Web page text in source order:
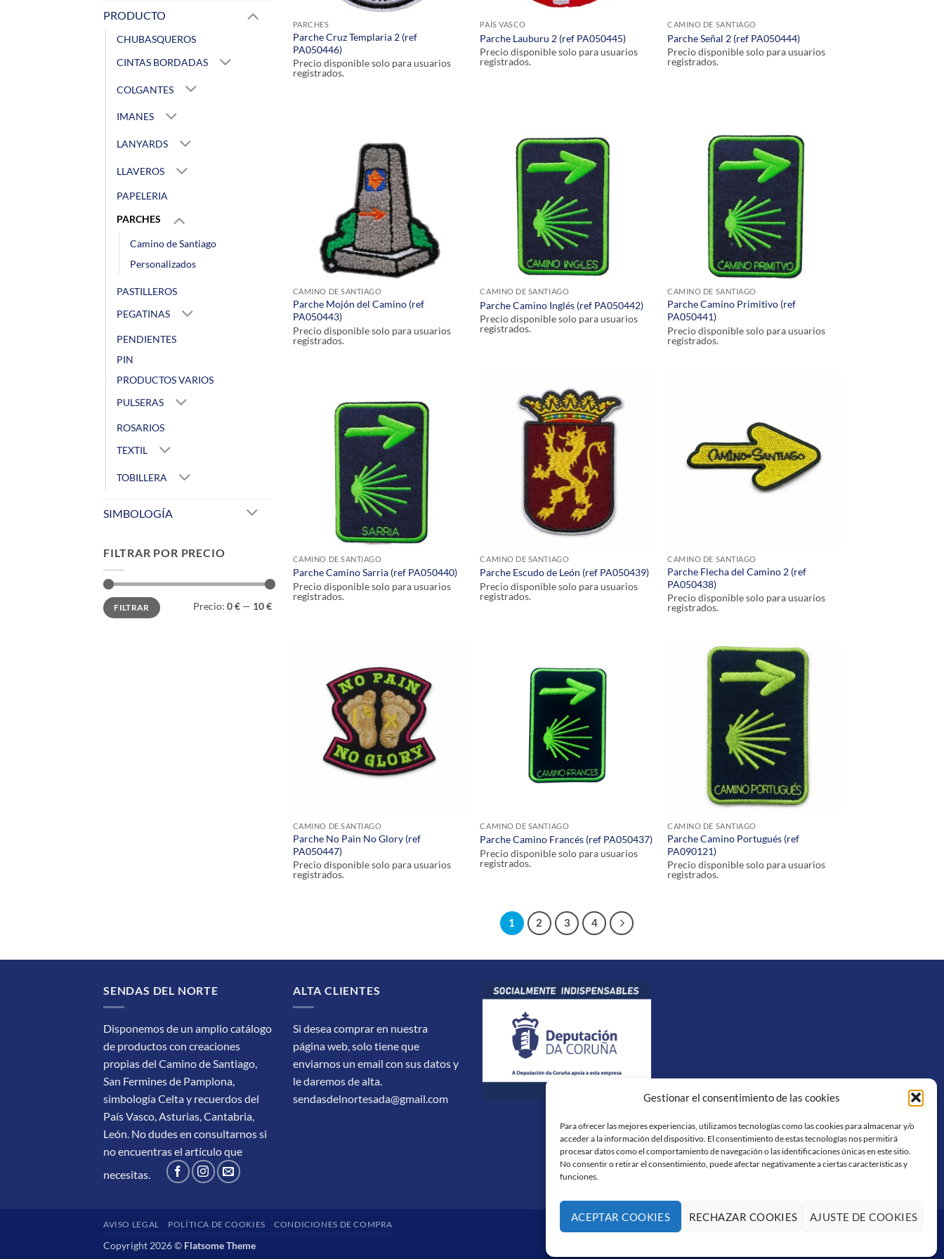
Gestionar el consentimiento de las cookies
Para ofrecer las mejores experiencias, utilizamos tecnologías como las cookies para almacenar y/o
acceder a la información del dispositivo. El consentimiento de estas tecnologías nos permitirá
procesar datos como el comportamiento de navegación o las identificaciones únicas en este sitio.
No consentir o retirar el consentimiento, puede afectar negativamente a ciertas características y
funciones.
ACEPTAR COOKIES RECHAZAR COOKIES AJUSTE DE COOKIES
PRODUCTO
CHUBASQUEROS
CINTAS BORDADAS
COLGANTES
IMANES
LANYARDS
LLAVEROS
PAPELERIA
PARCHES
Camino de Santiago
Personalizados
PASTILLEROS
PEGATINAS
PENDIENTES
PIN
PRODUCTOS VARIOS
PULSERAS
ROSARIOS
TEXTIL
TOBILLERA
SIMBOLOGÍA
FILTRAR POR PRECIO
Precio
mínimo
Precio
máximo
FILTRAR Precio: 0 € — 10 €
PARCHES
Parche Cruz Templaria 2 (ref
PA050446)
Precio disponible solo para usuarios
registrados.
PAÍS VASCO
Parche Lauburu 2 (ref PA050445)
Precio disponible solo para usuarios
registrados.
CAMINO DE SANTIAGO
Parche Señal 2 (ref PA050444)
Precio disponible solo para usuarios
registrados.
CAMINO DE SANTIAGO
Parche Mojón del Camino (ref
PA050443)
Precio disponible solo para usuarios
registrados.
CAMINO DE SANTIAGO
Parche Camino Inglés (ref PA050442)
Precio disponible solo para usuarios
registrados.
CAMINO DE SANTIAGO
Parche Camino Primitivo (ref
PA050441)
Precio disponible solo para usuarios
registrados.
CAMINO DE SANTIAGO
Parche Camino Sarria (ref PA050440)
Precio disponible solo para usuarios
registrados.
CAMINO DE SANTIAGO
Parche Escudo de León (ref PA050439)
Precio disponible solo para usuarios
registrados.
CAMINO DE SANTIAGO
Parche Flecha del Camino 2 (ref
PA050438)
Precio disponible solo para usuarios
registrados.
CAMINO DE SANTIAGO
Parche No Pain No Glory (ref
PA050447)
Precio disponible solo para usuarios
registrados.
CAMINO DE SANTIAGO
Parche Camino Francés (ref PA050437)
Precio disponible solo para usuarios
registrados.
CAMINO DE SANTIAGO
Parche Camino Portugués (ref
PA090121)
Precio disponible solo para usuarios
registrados.
1 2 3 4
SENDAS DEL NORTE
Disponemos de un amplio catálogo
de productos con creaciones
propias del Camino de Santiago,
San Fermines de Pamplona,
simbología Celta y recuerdos del
País Vasco, Asturias, Cantabria,
León. No dudes en consultarnos si
no encuentras el artículo que
necesitas.
ALTA CLIENTES
Si desea comprar en nuestra
página web, solo tiene que
enviarnos un email con sus datos y
le daremos de alta.
sendasdelnortesada@gmail.com
Visa
AVISO LEGAL POLÍTICA DE COOKIES CONDICIONES DE COMPRA
Copyright 2026 © Flatsome Theme